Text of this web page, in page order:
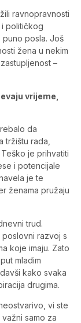
ravnopravnosti
političkog
puno posla. Još
žena u nekim
–
vrijeme,
da
tržištu rada,
je prihvatiti
i potencijale
je te
ženama pružaju
trud.
razvoj s
koje imaju. Zato
mladim
kako svaka
drugima.
vi ste
samo za